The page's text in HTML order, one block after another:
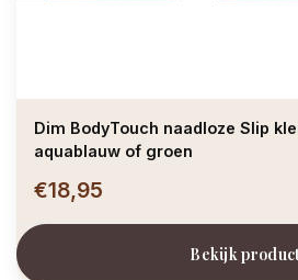
Dim BodyTouch naadloze Slip kleur wit, zwart &
aquablauw of groen
€18,95
Bekijk